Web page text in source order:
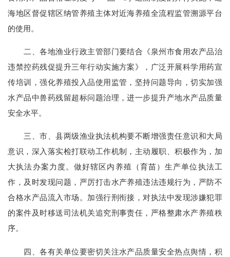
海地区督促辖区纳管养殖主体对近海养殖全流程监管溯源平台
的使用。
二、各地渔业行政主管部门要结合《泉州市食用农产品治
违禁控药残促提升三年行动实施方案》，广泛开展科学用药宣
传培训，强化养殖投入品使用监管，坚持问题导向，切实加强
水产品中兽药残留超标问题治理，进一步提升产地水产品质量
安全水平。
三、市、县两级渔业执法机构要不断增强责任意识和大局
意识，深入落实检打联动工作机制，主动履职、积极作为，加
大执法办案力度。做好辖区内养殖（育苗）生产单位执法工
作，及时发现问题，严厉打击水产养殖违法违规行为，严防不
合格水产品流入市场。加强行刑衔接，对执法中发现涉嫌犯罪
的案件及时移送司法机关追究刑事责任，严格整肃水产养殖秩
序。
四、各有关单位要密切关注水产品质量安全热点舆情，积